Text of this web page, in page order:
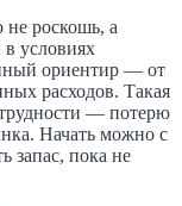
роскошь, а
условиях
ориентир — от
расходов. Такая
— потерю
Начать можно с
запас, пока не